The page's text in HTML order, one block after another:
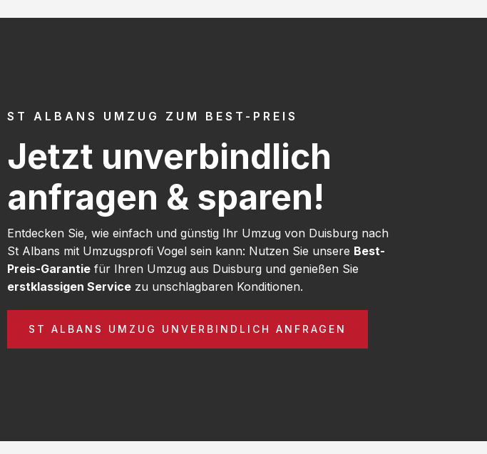
ST ALBANS UMZUG ZUM BEST-PREIS
Jetzt unverbindlich
anfragen & sparen!
Entdecken Sie, wie einfach und günstig Ihr Umzug von Duisburg nach
St Albans mit Umzugsprofi Vogel sein kann: Nutzen Sie unsere Best-
Preis-Garantie für Ihren Umzug aus Duisburg und genießen Sie
erstklassigen Service zu unschlagbaren Konditionen.
ST ALBANS UMZUG UNVERBINDLICH ANFRAGEN